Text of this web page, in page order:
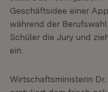
Geschäftsidee einer
während der
Schüler die Jury und
ein.
Wirtschaftsministerin